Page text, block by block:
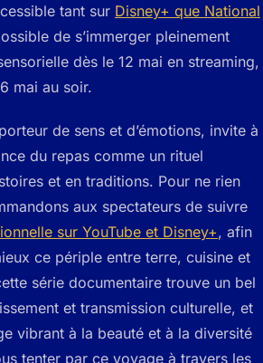
tant sur Disney+ que National
de s’immerger pleinement
dès le 12 mai en streaming,
mai au soir.
de sens et d’émotions, invite à
du repas comme un rituel
et en traditions. Pour ne rien
aux spectateurs de suivre
sur YouTube et Disney+, afin
ce périple entre terre, cuisine et
série documentaire trouve un bel
et transmission culturelle, et
vibrant à la beauté et à la diversité
tenter par ce voyage à travers les